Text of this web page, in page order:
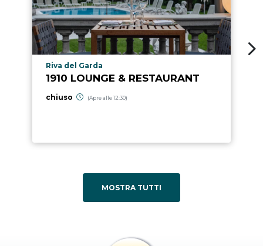
Località punto di interesse
Riva del Garda
1910 LOUNGE & RESTAURANT
chiuso (Apre alle 12:30)
MOSTRA TUTTI